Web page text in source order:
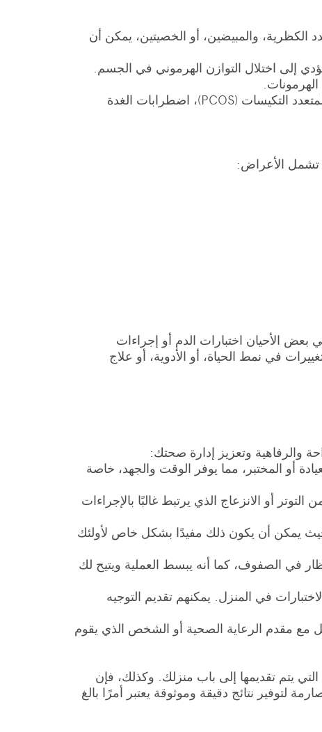
الكظرية، والمبيضين، أو الخصيتين، يمكن أن
إلى اختلال التوازن الهرموني في الجسم.
الأمراض: يمكن أن تكون الاضطرابات الهرمونية ناتجة عن حالات طبية معينة مثل السكري، متلازمة المبيض المتعدد التكيسات (PCOS)، اضطرابات الغدة
تشمل الأعراض:
الأحيان اختبارات الدم أو إجراءات
في نمط الحياة، أو الأدوية، أو علاج
والرفاهية وتعزيز إدارة صحتك:
أو المختبر، مما يوفر الوقت والجهد، خاصة
أو الانزعاج الذي يرتبط غالبًا بالإجراءات
حيث يمكن أن يكون ذلك مفيدًا بشكل خاص لأولئك
في الصفوف، كما أنه يبسط العملية ويتيح لك
في المنزل. يمكنهم تقديم التوجيه
مع مقدم الرعاية الصحية أو الشخص الذي يقوم
يتم تقديمها إلى باب منزلك. وكذلك، فإن
لتوفير نتائج دقيقة وموثوقة يعتبر أمرًا بالغ